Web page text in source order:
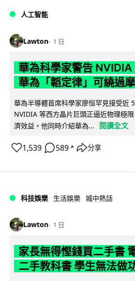
人工智能
Lawton 1 日
華為科學家警告
華為「韜定律」可繞過
華為半導體首席科學家廖恒罕見接受近
NVIDIA 等西方晶片巨頭正逼近物理極
濟效益。他同時介紹華為...
閱讀全文
1,539 589 ↗ 分享
科技娛樂 生活娛樂 城中熱話
Lawton 1 日
家長無得慳錢買二手書
二手教科書 學生無法做